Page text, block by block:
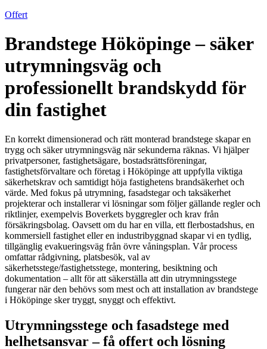
Offert
Brandstege Hököpinge – säker
utrymningsväg och
professionellt brandskydd för
din fastighet
En korrekt dimensionerad och rätt monterad brandstege skapar en
trygg och säker utrymningsväg när sekunderna räknas. Vi hjälper
privatpersoner, fastighetsägare, bostadsrättsföreningar,
fastighetsförvaltare och företag i Hököpinge att uppfylla viktiga
säkerhetskrav och samtidigt höja fastighetens brandsäkerhet och
värde. Med fokus på utrymning, fasadstegar och taksäkerhet
projekterar och installerar vi lösningar som följer gällande regler och
riktlinjer, exempelvis Boverkets byggregler och krav från
försäkringsbolag. Oavsett om du har en villa, ett flerbostadshus, en
kommersiell fastighet eller en industribyggnad skapar vi en tydlig,
tillgänglig evakueringsväg från övre våningsplan. Vår process
omfattar rådgivning, platsbesök, val av
säkerhetsstege/fastighetsstege, montering, besiktning och
dokumentation – allt för att säkerställa att din utrymningsstege
fungerar när den behövs som mest och att installation av brandstege
i Hököpinge sker tryggt, snyggt och effektivt.
Utrymningsstege och fasadstege med
helhetsansvar – få offert och lösning